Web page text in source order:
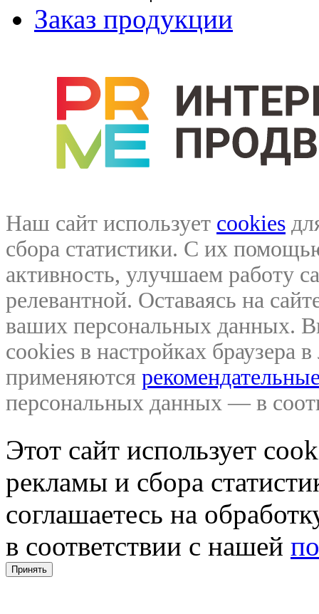
Заказ продукции
Наш сайт использует cookies
сбора статистики. С их
активность, улучшаем работу
релевантной. Оставаясь на
ваших персональных данных.
cookies в настройках браузера
применяются
персональных данных — в
Этот сайт использует
рекламы и сбора
соглашаетесь на
в соответствии с нашей
Принять